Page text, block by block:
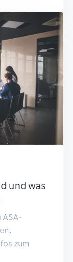
und was
ASA-
zum